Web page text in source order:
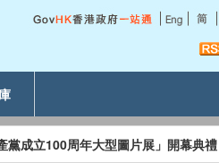
成立100周年大型圖片展」開幕典禮